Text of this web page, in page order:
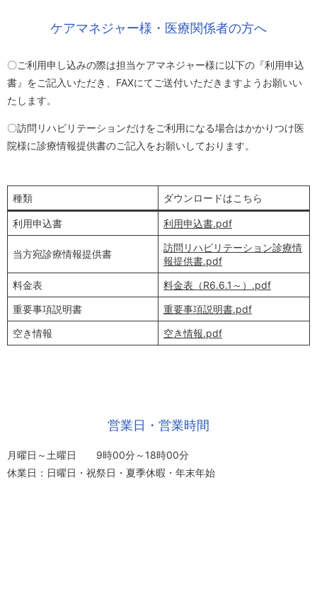
ケアマネジャー様・医療関係者の方へ
〇ご利用申し込みの際は担当ケアマネジャー様に以下の『利用申込
書』をご記入いただき、FAXにてご送付いただきますようお願いい
たします。
〇訪問リハビリテーションだけをご利用になる場合はかかりつけ医
院様に診療情報提供書のご記入をお願いしております。
種類 ダウンロードはこちら
利用申込書 利用申込書.pdf
当方宛診療情報提供書
訪問リハビリテーション診療情
報提供書.pdf
料金表
料金表（R6.6.1～）.pdf
重要事項説明書
重要事項説明書.pdf
空き情報
空き情報.pdf
営業日・営業時間
月曜日～土曜日 9時00分～18時00分
休業日：日曜日・祝祭日・夏季休暇・年末年始